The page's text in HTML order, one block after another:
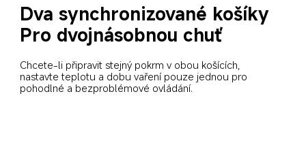
Dva synchronizované košíky
Pro dvojnásobnou chuť
Chcete-li připravit stejný pokrm v obou košících,
nastavte teplotu a dobu vaření pouze jednou pro
pohodlné a bezproblémové ovládání.